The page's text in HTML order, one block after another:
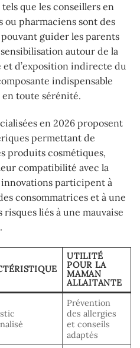
que les conseillers en
pharmaciens sont des
guider les parents
autour de la
d’exposition indirecte du
indispensable
toute sérénité.
en 2026 proposent
permettant de
produits cosmétiques,
compatibilité avec la
innovations participent à
consommatrices et à une
liés à une mauvaise
UTILITÉ
POUR LA
MAMAN
ALLAITANTE
Prévention
des allergies
et conseils
adaptés